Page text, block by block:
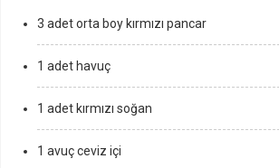
3 adet orta boy kırmızı pancar
1 adet havuç
1 adet kırmızı soğan
1 avuç ceviz içi